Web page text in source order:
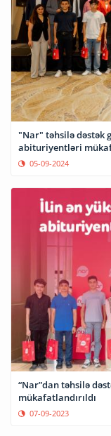
"Nar" təhsilə dəstək
05-09-2024
“Nar”dan təhsilə
mükafatlandırıldı
07-09-2023